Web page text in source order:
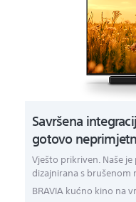
Savršena
gotovo
Vješto prikriven. Naše
dizajnirana s
BRAVIA kućno kino na